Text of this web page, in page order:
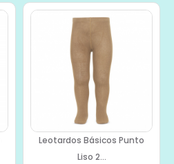
Leotardos Básicos Punto
Liso 2...